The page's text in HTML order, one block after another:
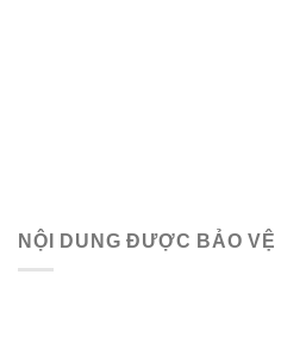
NỘI DUNG ĐƯỢC BẢO VỆ